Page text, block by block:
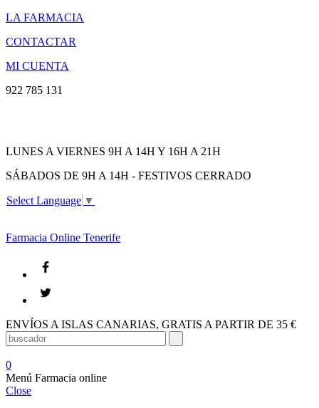
LA FARMACIA
CONTACTAR
MI CUENTA
922 785 131
LUNES A VIERNES 9H A 14H Y 16H A 21H
SÁBADOS DE 9H A 14H - FESTIVOS CERRADO
Select Language ▼
Farmacia Online Tenerife
ENVÍOS A ISLAS CANARIAS, GRATIS A PARTIR DE 35 €
0
Menú Farmacia online
Close